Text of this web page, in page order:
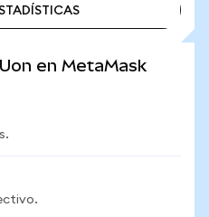
en MetaMask